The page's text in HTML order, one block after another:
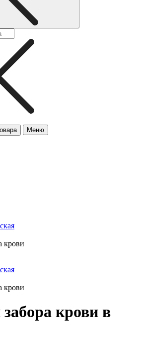
Меню
крови
крови
крови в